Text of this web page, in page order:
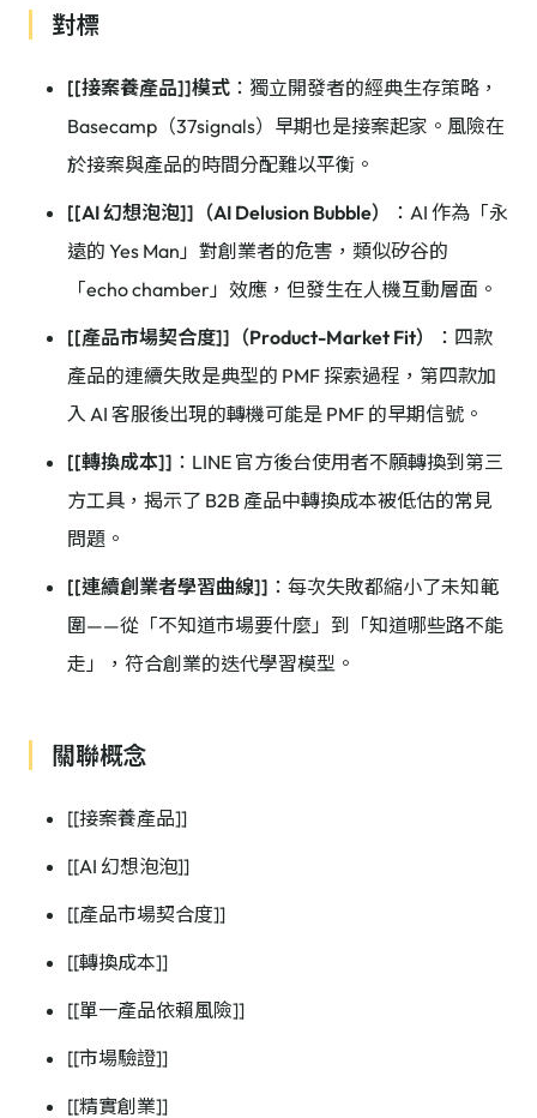
對標
[[接案養產品]]模式 ：獨立開發者的經典生存策略，
Basecamp（37signals）早期也是接案起家。風險在
於接案與產品的時間分配難以平衡。
[[AI 幻想泡泡]]（AI Delusion Bubble）
：AI 作為「永
遠的 Yes Man」對創業者的危害，類似矽谷的
「echo chamber」效應，但發生在人機互動層面。
[[產品市場契合度]]（Product-Market Fit）
：四款
產品的連續失敗是典型的 PMF 探索過程，第四款加
入 AI 客服後出現的轉機可能是 PMF 的早期信號。
[[轉換成本]] ：LINE 官方後台使用者不願轉換到第三
方工具，揭示了 B2B 產品中轉換成本被低估的常見
問題。
[[連續創業者學習曲線]] ：每次失敗都縮小了未知範
圍——從「不知道市場要什麼」到「知道哪些路不能
走」，符合創業的迭代學習模型。
關聯概念
[[接案養產品]]
[[AI 幻想泡泡]]
[[產品市場契合度]]
[[轉換成本]]
[[單一產品依賴風險]]
[[市場驗證]]
[[精實創業]]